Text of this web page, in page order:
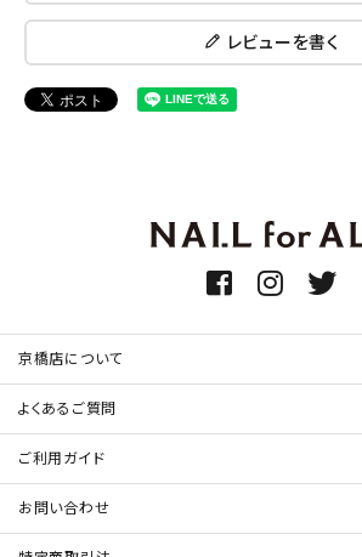
レビューを書く
京橋店について
よくあるご質問
ご利用ガイド
お問い合わせ